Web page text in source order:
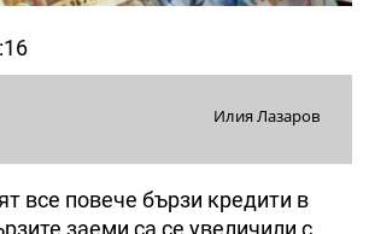
Илия Лазаров
все повече бързи кредити в
заеми са се увеличили с